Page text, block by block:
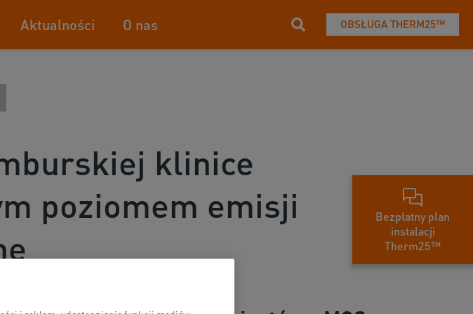
Bezpłatny plan
instalacji
Therm25™
Aktualności O nas OBSŁUGA THERM25™
klinice
poziomem emisji